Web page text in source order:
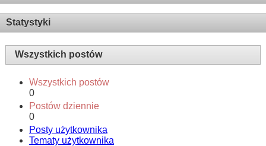
Statystyki
Wszystkich postów
Wszystkich postów
0
Postów dziennie
0
Posty użytkownika
Tematy użytkownika